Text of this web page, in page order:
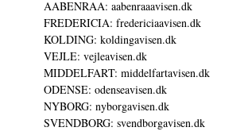
AABENRAA: aabenraaavisen.dk
FREDERICIA: fredericiaavisen.dk
KOLDING: koldingavisen.dk
VEJLE: vejleavisen.dk
MIDDELFART: middelfartavisen.dk
ODENSE: odenseavisen.dk
NYBORG: nyborgavisen.dk
SVENDBORG: svendborgavisen.dk